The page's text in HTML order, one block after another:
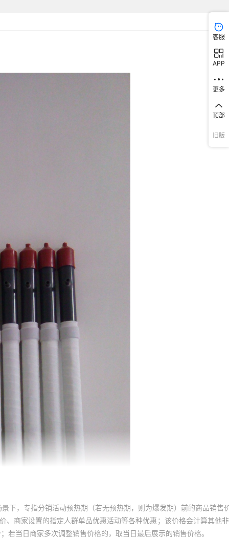
下，专指分销活动预热期（若无预热期，则为爆发期）前的商品销售
商家设置的指定人群单品优惠活动等各种优惠；该价格会计算其他
当日商家多次调整销售价格的，取当日最后展示的销售价格。
客服
APP
更多
顶部
旧版